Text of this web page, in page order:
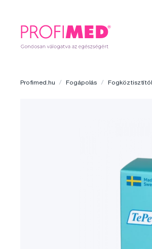
Profimed.hu Fogápolás